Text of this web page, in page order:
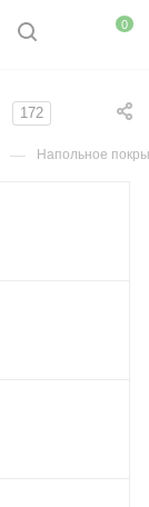
0
172
— Напольное